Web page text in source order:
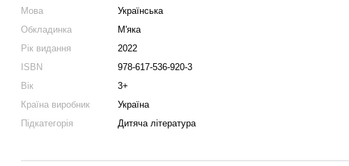
Мова
Українська
Обкладинка
М'яка
Рік видання
2022
ISBN
978-617-536-920-3
Вік
3+
Країна виробник
Україна
Підкатегорія
Дитяча література